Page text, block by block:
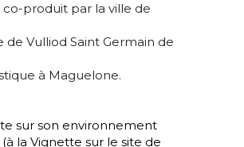
lestermes et conditions
co-produit par la ville de
Vulliod Saint Germain de
à Maguelone.
sur son environnement
la Vignette sur le site de